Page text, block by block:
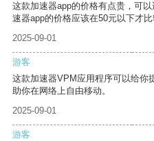
这款加速器app的价格有点贵，可
速器app的价格应该在50元以下才比
2025-09-01
游客
这款加速器VPM应用程序可以给你
助你在网络上自由移动。
2025-09-01
游客